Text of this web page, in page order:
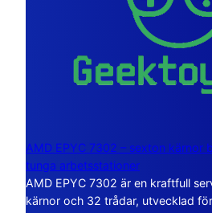
AMD EPYC 7302 – sexton kärnor
tunga arbetsstationer
AMD EPYC 7302 är en kraftfull
kärnor och 32 trådar, utvecklad